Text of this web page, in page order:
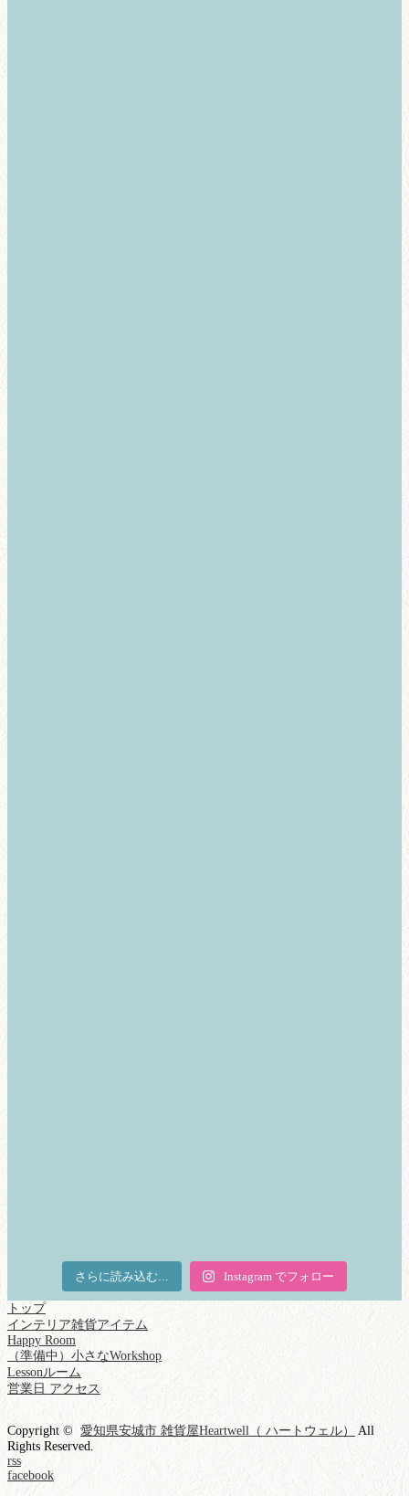
さらに読み込む... Instagram でフォロー
トップ
インテリア雑貨アイテム
Happy Room
（準備中）小さなWorkshop
Lessonルーム
営業日 アクセス
Copyright © 愛知県安城市 雑貨屋Heartwell（ ハートウェル）
All
Rights Reserved.
rss
facebook